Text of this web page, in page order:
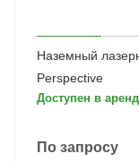
Наземный
Perspective
Доступен в
По запросу